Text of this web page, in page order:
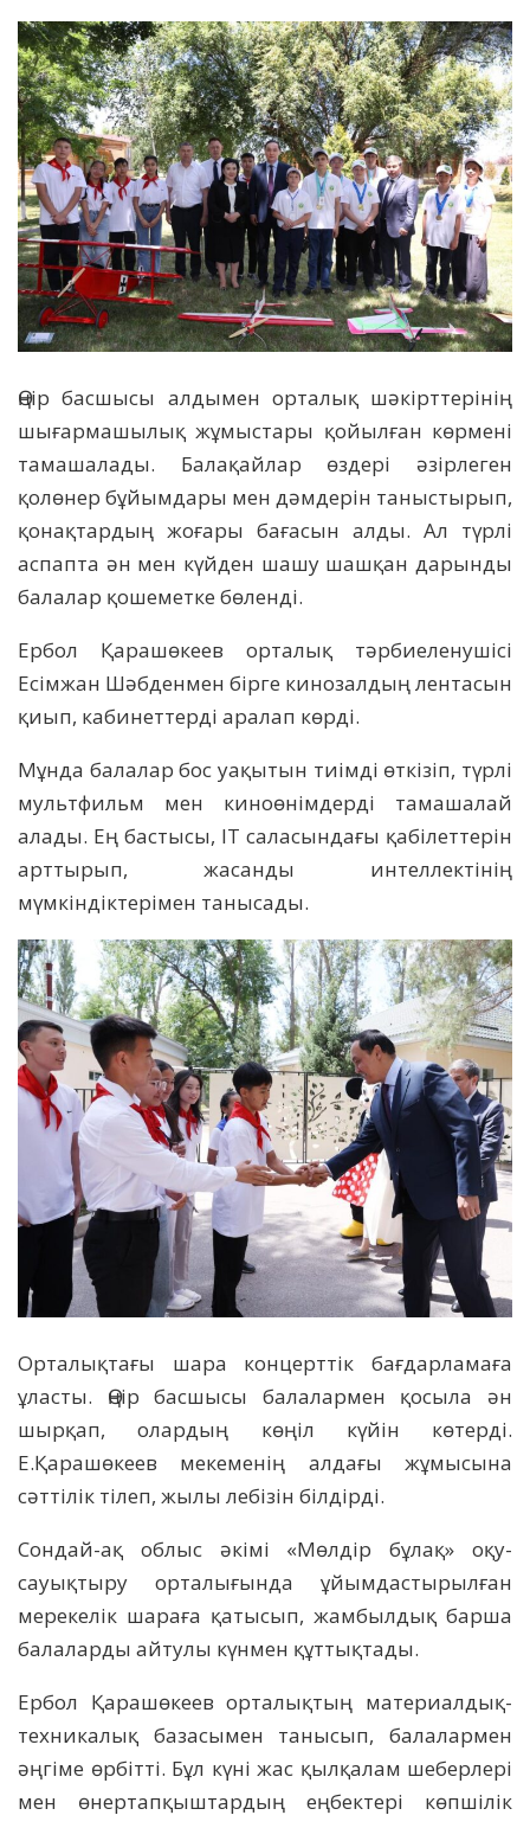
Өңір басшысы алдымен орталық шәкірттерінің
шығармашылық жұмыстары қойылған көрмені
тамашалады. Балақайлар өздері әзірлеген
қолөнер бұйымдары мен дәмдерін таныстырып,
қонақтардың жоғары бағасын алды. Ал түрлі
аспапта ән мен күйден шашу шашқан дарынды
балалар қошеметке бөленді.
Ербол Қарашөкеев орталық тәрбиеленушісі
Есімжан Шәбденмен бірге кинозалдың лентасын
қиып, кабинеттерді аралап көрді.
Мұнда балалар бос уақытын тиімді өткізіп, түрлі
мультфильм мен киноөнімдерді тамашалай
алады. Ең бастысы, IT саласындағы қабілеттерін
арттырып, жасанды интеллектінің
мүмкіндіктерімен танысады.
Орталықтағы шара концерттік бағдарламаға
ұласты. Өңір басшысы балалармен қосыла ән
шырқап, олардың көңіл күйін көтерді.
Е.Қарашөкеев мекеменің алдағы жұмысына
сәттілік тілеп, жылы лебізін білдірді.
Сондай-ақ облыс әкімі «Мөлдір бұлақ» оқу-
сауықтыру орталығында ұйымдастырылған
мерекелік шараға қатысып, жамбылдық барша
балаларды айтулы күнмен құттықтады.
Ербол Қарашөкеев орталықтың материалдық-
техникалық базасымен танысып, балалармен
әңгіме өрбітті. Бұл күні жас қылқалам шеберлері
мен өнертапқыштардың еңбектері көпшілік